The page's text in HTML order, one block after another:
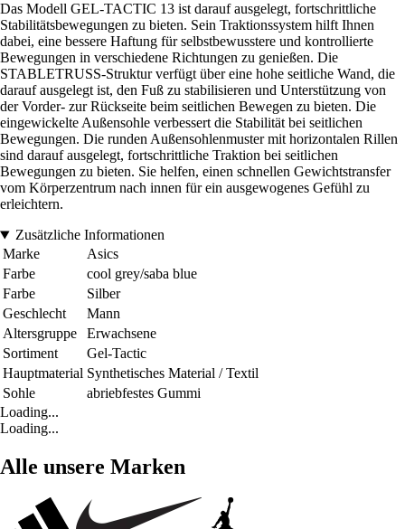
Das Modell GEL-TACTIC 13 ist darauf ausgelegt, fortschrittliche
Stabilitätsbewegungen zu bieten. Sein Traktionssystem hilft Ihnen
dabei, eine bessere Haftung für selbstbewusstere und kontrollierte
Bewegungen in verschiedene Richtungen zu genießen. Die
STABLETRUSS-Struktur verfügt über eine hohe seitliche Wand, die
darauf ausgelegt ist, den Fuß zu stabilisieren und Unterstützung von
der Vorder- zur Rückseite beim seitlichen Bewegen zu bieten. Die
eingewickelte Außensohle verbessert die Stabilität bei seitlichen
Bewegungen. Die runden Außensohlenmuster mit horizontalen Rillen
sind darauf ausgelegt, fortschrittliche Traktion bei seitlichen
Bewegungen zu bieten. Sie helfen, einen schnellen Gewichtstransfer
vom Körperzentrum nach innen für ein ausgewogenes Gefühl zu
erleichtern.
Zusätzliche Informationen
Marke
Asics
Farbe
cool grey/saba blue
Farbe
Silber
Geschlecht
Mann
Altersgruppe
Erwachsene
Sortiment
Gel-Tactic
Hauptmaterial Synthetisches Material / Textil
Sohle
abriebfestes Gummi
Loading...
Loading...
Alle unsere Marken